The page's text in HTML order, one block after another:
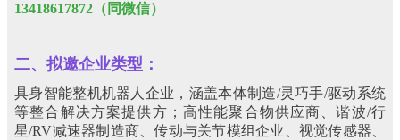
13418617872（同微信）
二、 拟邀企业类型 ：
具身智能整机机器人企业，涵盖本体制造/灵巧手/驱动系统
等整合解决方案提供方；高性能聚合物供应商、谐波/行
星/RV减速器制造商、传动与关节模组企业、视觉传感器、